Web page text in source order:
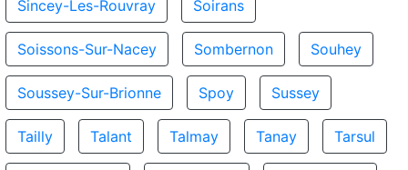
Sincey-Les-Rouvray Soirans
Soissons-Sur-Nacey Sombernon Souhey
Soussey-Sur-Brionne Spoy Sussey
Tailly Talant Talmay Tanay Tarsul